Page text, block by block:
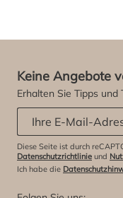
Keine Angebote
Erhalten Sie Tipps
Diese Seite ist durch
Datenschutzrichtlinie und
Ich habe die